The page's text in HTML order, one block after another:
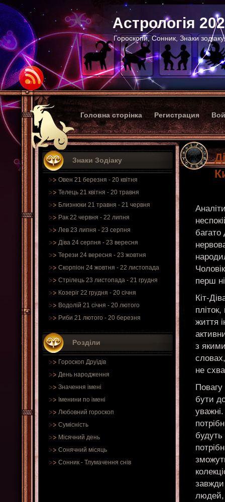
Астрологія
Гороскопи, Сонник, Знаки
Головна сторінка Регистрация
Знаки Зодіаку
Овен 21 березня - 20 квітня
Телець 21 квітня - 20 травня
Близнюки 21 травня - 21 червня
Рак 22 червня - 22 липня
Лев 23 липня - 23 серпня
Діва 24 серпня - 23 вересня
Терези 24 вересня - 23 жовтня
Скорпіон 24 жовтня - 22 листопада
Стрілець 23 листопада - 21 грудня
Козеріг 22 грудня - 20 січня
Водолій 21 січня - 20 лютого
Риби 21 лютого - 20 березня
Розділи
Гороскоп Друїдів
День народження
Значення імені
Іменини по імені
Любовний гороскоп
Сумісність
Місячний день
Сонячний місяць
Сонник - Тлумачення снів
багато
перш
Кіт-
життя
з
не
бути
людей,